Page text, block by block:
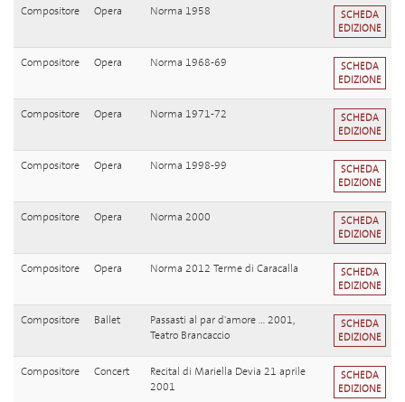
Compositore Opera Norma 1958
SCHEDA
EDIZIONE
Compositore Opera Norma 1968-69
SCHEDA
EDIZIONE
Compositore Opera Norma 1971-72
SCHEDA
EDIZIONE
Compositore Opera Norma 1998-99
SCHEDA
EDIZIONE
Compositore Opera Norma 2000
SCHEDA
EDIZIONE
Compositore Opera Norma 2012 Terme di Caracalla
SCHEDA
EDIZIONE
Compositore Ballet
Passasti al par d'amore ... 2001,
Teatro Brancaccio
SCHEDA
EDIZIONE
Compositore Concert
Recital di Mariella Devia 21 aprile
2001
SCHEDA
EDIZIONE